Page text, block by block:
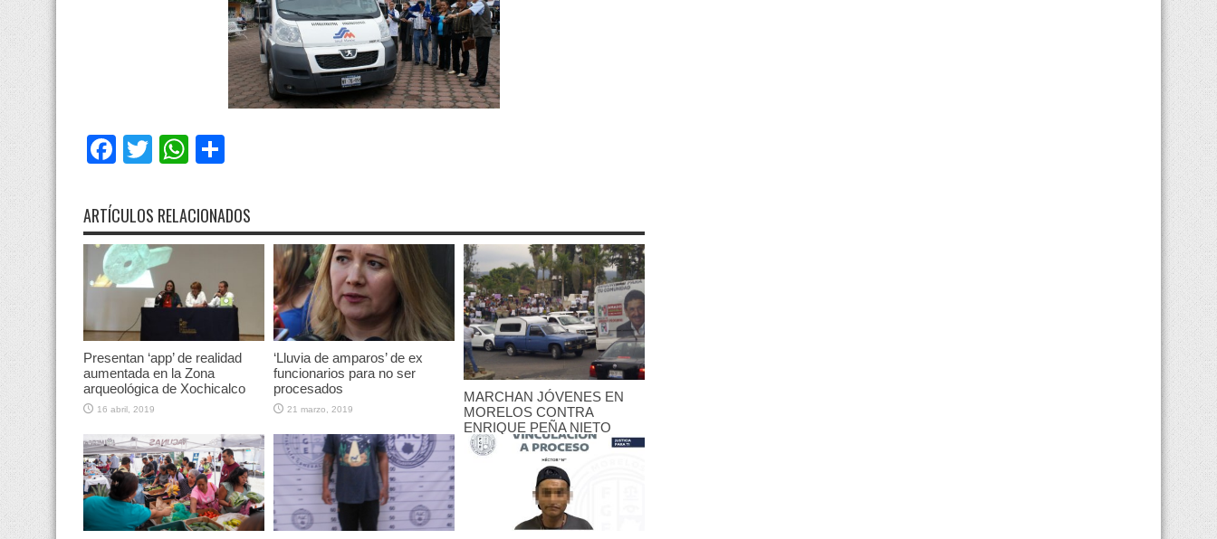
Facebook
TwitterWhatsApp
ARTÍCULOS RELACIONADOS
Presentan ‘app’ de realidad
aumentada en la Zona
arqueológica de Xochicalco
16 abril, 2019
‘Lluvia de amparos’ de ex
funcionarios para no ser
procesados
21 marzo, 2019
MARCHAN JÓVENES EN
MORELOS CONTRA
ENRIQUE PEÑA NIETO
25 mayo, 2012